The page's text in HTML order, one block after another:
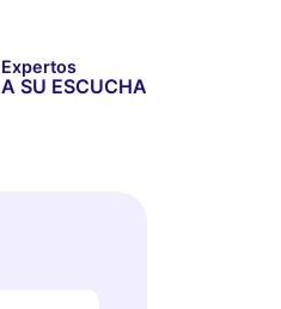
Expertos
A SU ESCUCHA